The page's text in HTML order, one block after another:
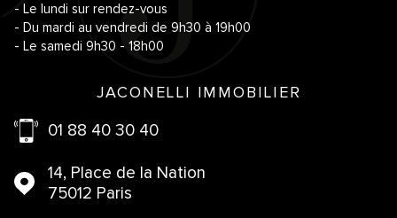
- Le lundi sur rendez-vous
- Du mardi au vendredi de 9h30 à 19h00
- Le samedi 9h30 - 18h00
JACONELLI IMMOBILIER
01 88 40 30 40
14, Place de la Nation
75012 Paris